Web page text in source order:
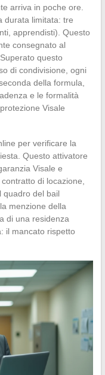
arriva in poche ore.
durata limitata: tre
apprendisti). Questo
consegnato al
questo
di condivisione, ogni
della formula,
e le formalità
Visale
per verificare la
Questo attivatore
Visale e
di locazione,
quadro del bail
menzione della
di una residenza
il mancato rispetto